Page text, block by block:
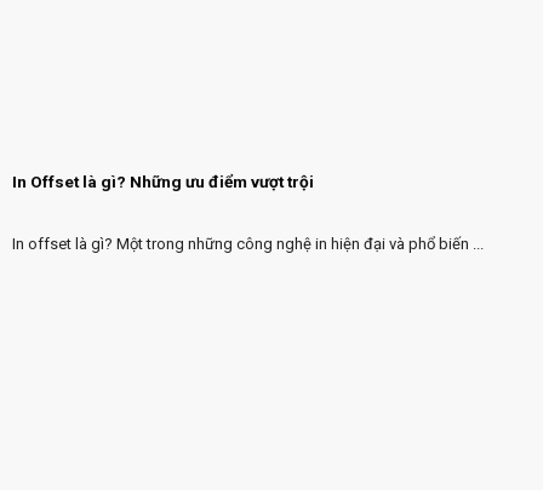
In Offset là gì? Những ưu điểm vượt trội
In offset là gì? Một trong những công nghệ in hiện đại và phổ biến ...